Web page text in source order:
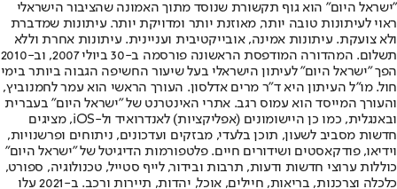
"ישראל היום" הוא גוף תקשורת שנוסד מתוך האמונה שהציבור הישראלי
ראוי לעיתונות טובה יותר, מאוזנת יותר ומדויקת יותר. עיתונות שמדברת
ולא צועקת. עיתונות אמינה, אובייקטיבית ועניינית. עיתונות אחרת וללא
תשלום. המהדורה המודפסת הראשונה פורסמה ב-30 ביולי 2007, וב-2010
הפך "ישראל היום" לעיתון הישראלי בעל שיעור החשיפה הגבוה ביותר בימי
חול. מו"ל העיתון היא ד"ר מרים אדלסון. העורך הראשי הוא עמר לחמנוביץ,
והעורך המייסד הוא עמוס רגב. אתרי האינטרנט של "ישראל היום" בעברית
ובאנגלית, כמו כן היישומונים (אפליקציות) לאנדרואיד ול-iOS, מציגים
חדשות מסביב לשעון, תוכן בלעדי, מבזקים ועדכונים, ניתוחים ופרשנויות,
וידיאו, פודקאסטים ושידורים חיים. פלטפורמות הדיגיטל של "ישראל היום"
כוללות ערוצי חדשות ודעות, תרבות ובידור, לייף סטייל, טכנולוגיה, ספורט,
כלכלה וצרכנות, בריאות, חיילים, אוכל, יהדות, תיירות ורכב. ב-2021 עלו